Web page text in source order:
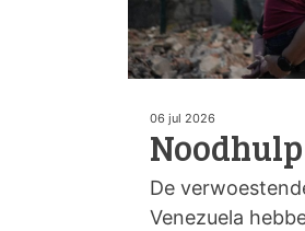
06 jul 2026
De
Venezuela